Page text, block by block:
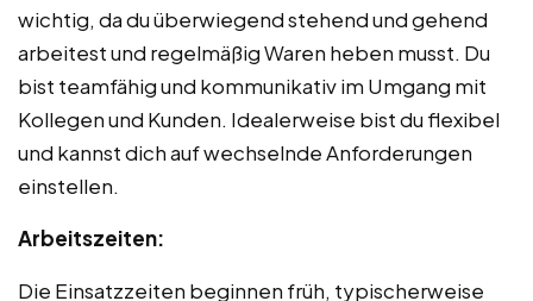
wichtig, da du überwiegend stehend und gehend
arbeitest und regelmäßig Waren heben musst. Du
bist teamfähig und kommunikativ im Umgang mit
Kollegen und Kunden. Idealerweise bist du flexibel
und kannst dich auf wechselnde Anforderungen
einstellen.
Arbeitszeiten:
Die Einsatzzeiten beginnen früh, typischerweise